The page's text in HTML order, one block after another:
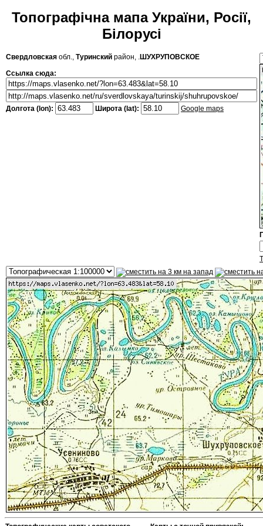
Топографічна мапа України, Росії,
Білорусі
Свердловская обл., Туринский район, .ШУХРУПОВСКОЕ
Ссылка сюда:
Долгота (lon): Широта (lat): Google maps